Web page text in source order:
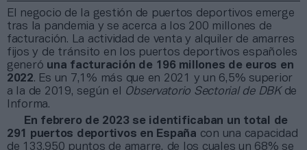
El negocio de la gestión de puertos deportivos emerge
tras la pandemia y se acerca a los 200 millones de
facturación. La actividad de venta y alquiler de amarres
fijos y de tránsito en los puertos deportivos españoles
generó una facturación de 196 millones de euros en
2022. Es un 7,1% más que en 2021 y un 6,5% superior
a la de 2019, según el
Observatorio Sectorial de DBK de
Informa.
En febrero de 2023 se identificaban un total de
291 puertos deportivos en España con una capacidad
de 133.950 puntos de amarre, de los cuales un 68% se